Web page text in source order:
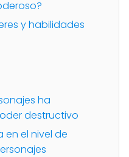
y habilidades
ha
destructivo
en el nivel de